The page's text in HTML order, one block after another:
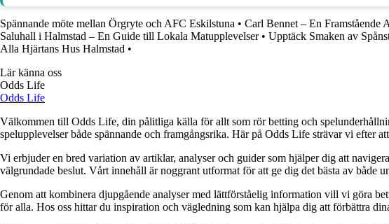
Spännande möte mellan Örgryte och AFC Eskilstuna • Carl Bennet – En Framstående
Saluhall i Halmstad – En Guide till Lokala Matupplevelser• Upptäck Smaken av
Alla Hjärtans Hus Halmstad •
Lär känna oss
Odds Life
Odds Life
Välkommen till Odds Life, din pålitliga källa för allt som rör betting och
spelupplevelser både spännande och framgångsrika. Här på Odds Life strävar vi efter
Vi erbjuder en bred variation av artiklar, analyser och guider som hjälper dig att
välgrundade beslut. Vårt innehåll är noggrant utformat för att ge dig det bästa av både
Genom att kombinera djupgående analyser med lättförståelig information vill vi göra
för alla. Hos oss hittar du inspiration och vägledning som kan hjälpa dig att förbättra